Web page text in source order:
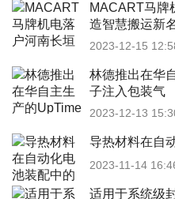
MACART马牌
造智慧搬运新
2023-12-15
林德推出在华
子注入包装气
2023-12-13
导热材料在自
2023-11-14
适用于系统级